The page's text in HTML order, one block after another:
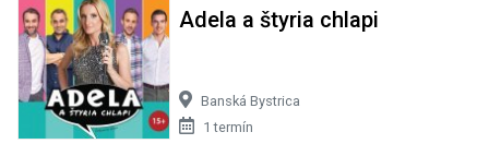
Adela a štyria chlapi
Banská Bystrica
1 termín